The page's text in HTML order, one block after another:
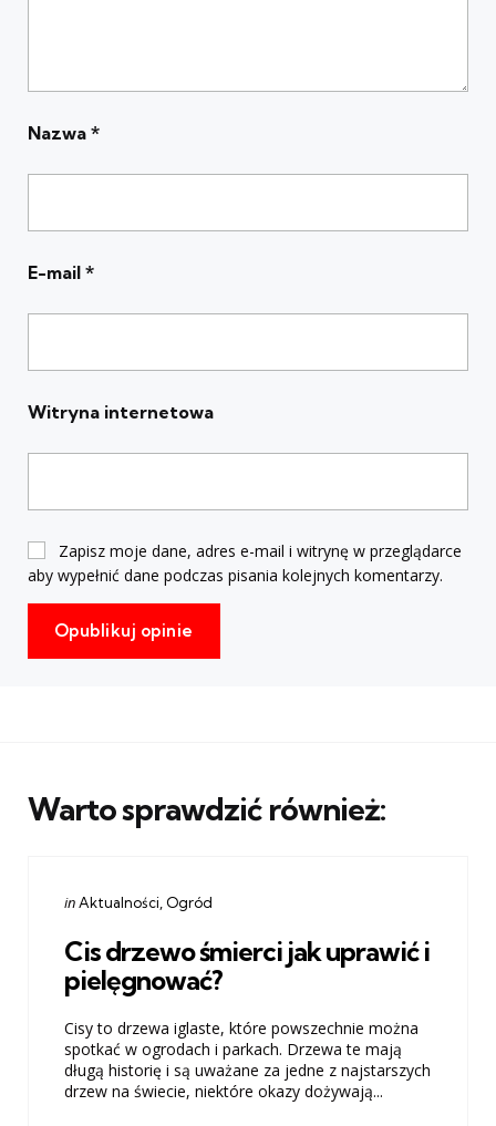
Nazwa *
E-mail *
Witryna internetowa
Zapisz moje dane, adres e-mail i witrynę w przeglądarce
aby wypełnić dane podczas pisania kolejnych komentarzy.
Warto sprawdzić również:
Categories
Posted
inAktualności Ogród
Cis drzewo śmierci jak uprawić i
pielęgnować?
Cisy to drzewa iglaste, które powszechnie można
spotkać w ogrodach i parkach. Drzewa te mają
długą historię i są uważane za jedne z najstarszych
drzew na świecie, niektóre okazy dożywają...